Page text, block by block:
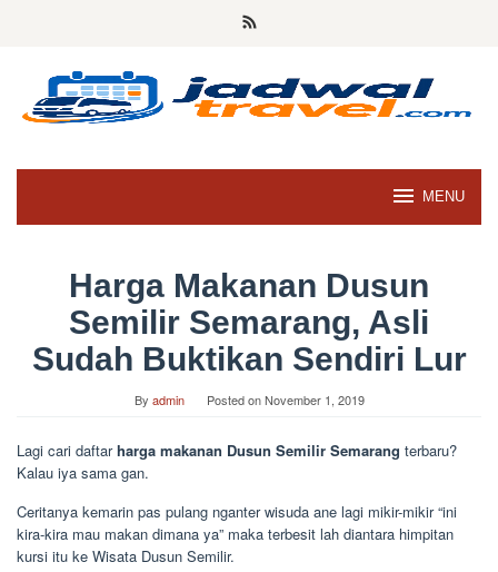
MENU
Harga Makanan Dusun
Semilir Semarang, Asli
Sudah Buktikan Sendiri Lur
By admin Posted onNovember 1, 2019
Lagi cari daftarharga makanan Dusun Semilir Semarang terbaru?
Kalau iya sama gan.
Ceritanya kemarin pas pulang nganter wisuda ane lagi mikir-mikir “ini
kira-kira mau makan dimana ya” maka terbesit lah diantara himpitan
kursi itu ke Wisata Dusun Semilir.